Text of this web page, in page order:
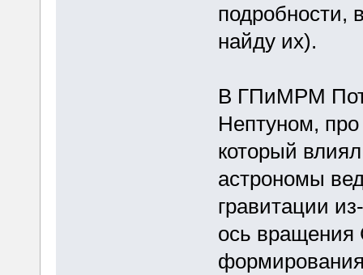
подробности,
найду их).
В ГПиМРМ
Нептуном,
который
астрономы
гравитации
ось